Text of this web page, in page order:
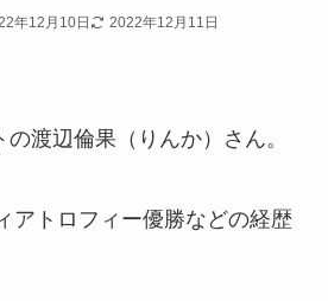
年12月10日 2022年12月11日
渡辺倫果（りんか）さん。
アトロフィー優勝などの経歴